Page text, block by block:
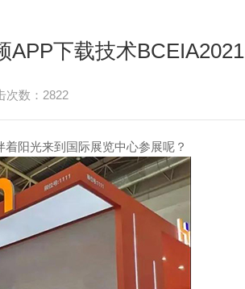
下载技术BCEIA2021
次数：2822
阳光来到国际展览中心参展呢？